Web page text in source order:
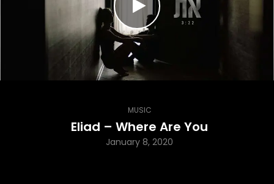
MUSIC
Eliad – Where Are You
January 8, 2020